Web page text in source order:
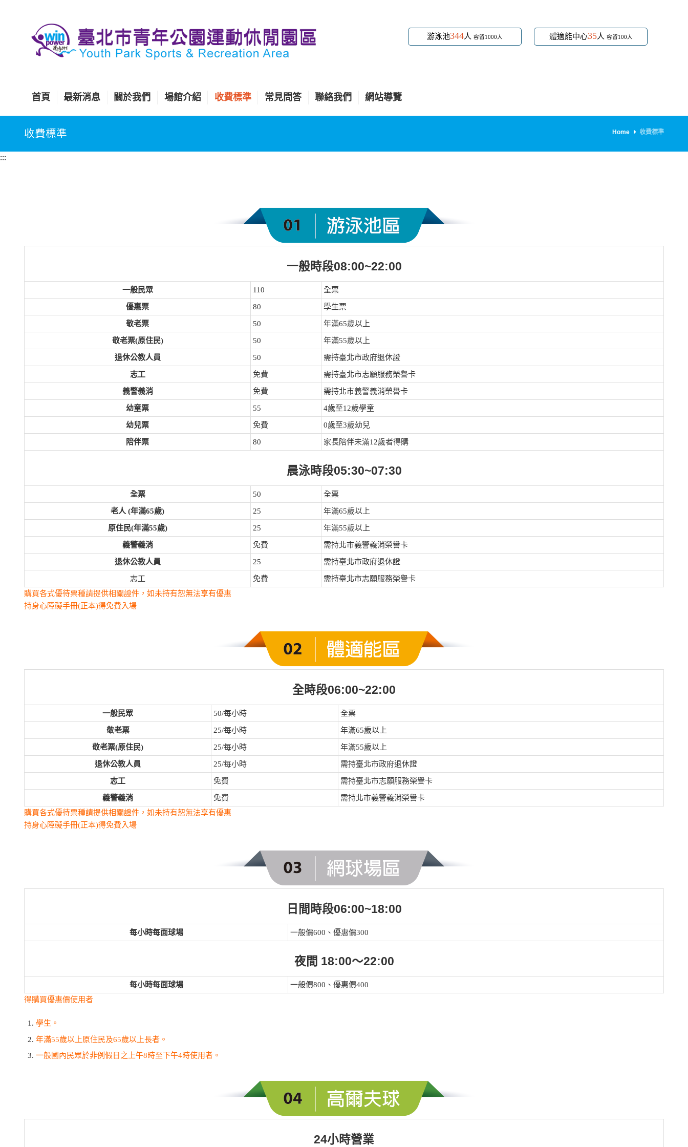
游泳池344人容留1000人 體適能中心35人 容留100人
首頁 最新消息 關於我們 場館介紹 收費標準 常見問答 聯絡我們 網站導覽
收費標準 Home 收費標準
:::
一般時段08:00~22:00
一般民眾 110 全票
優惠票 80 學生票
敬老票 50 年滿65歲以上
敬老票(原住民) 50 年滿55歲以上
退休公教人員 50 需持臺北市政府退休證
志工 免費 需持臺北市志願服務榮譽卡
義警義消 免費 需持北市義警義消榮譽卡
幼童票 55 4歲至12歲學童
幼兒票 免費 0歲至3歲幼兒
陪伴票 80 家長陪伴未滿12歲者得購
晨泳時段05:30~07:30
全票 50 全票
老人 (年滿65歲) 25 年滿65歲以上
原住民(年滿55歲) 25 年滿55歲以上
義警義消 免費 需持北市義警義消榮譽卡
退休公教人員 25 需持臺北市政府退休證
志工 免費
需持臺北市志願服務榮譽卡
購買各式優待票種請提供相關證件，如未持有恕無法享有優惠
持身心障礙手冊(正本)得免費入場
全時段06:00~22:00
一般民眾 50/每小時 全票
敬老票 25/每小時 年滿65歲以上
敬老票(原住民) 25/每小時 年滿55歲以上
退休公教人員 25/每小時 需持臺北市政府退休證
志工 免費 需持臺北市志願服務榮譽卡
義警義消 免費
需持北市義警義消榮譽卡
購買各式優待票種請提供相關證件，如未持有恕無法享有優惠
持身心障礙手冊(正本)得免費入場
日間時段06:00~18:00
每小時每面球場 一般價600、優惠價300
夜間 18:00～22:00
每小時每面球場
一般價800、優惠價400
得購買優惠價使用者
學生。
年滿55歲以上原住民及65歲以上長者。
一般國內民眾於非例假日之上午8時至下午4時使用者。
24小時營業